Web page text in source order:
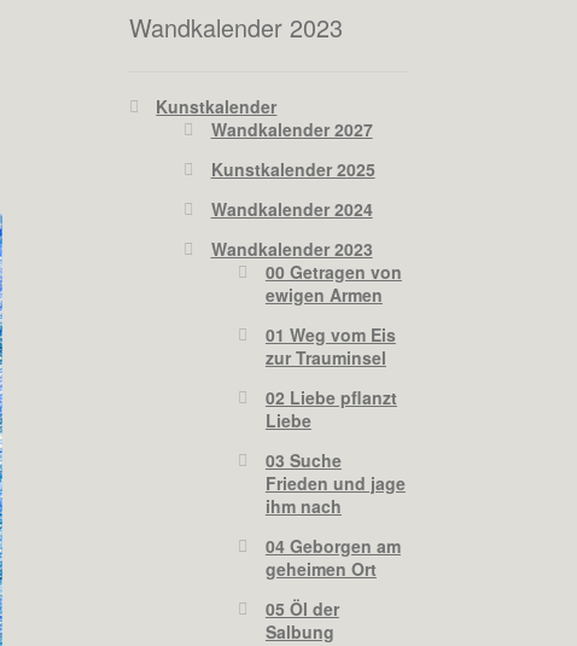
Wandkalender 2023
Kunstkalender
Wandkalender 2027
Kunstkalender 2025
Wandkalender 2024
Wandkalender 2023
00 Getragen von
ewigen Armen
01 Weg vom Eis
zur Trauminsel
02 Liebe pflanzt
Liebe
03 Suche
Frieden und jage
ihm nach
04 Geborgen am
geheimen Ort
05 Öl der
Salbung